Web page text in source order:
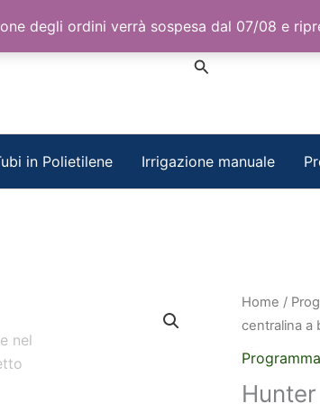
degli ordini verrà sospesa dal 07/08 e
Cerca
in Polietilene Irrigazione manuale
Home /
centralina a